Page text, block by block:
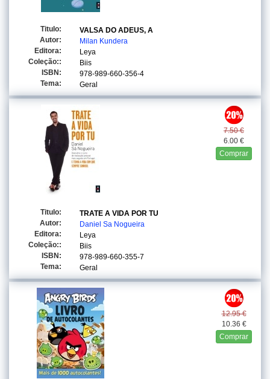
Titulo:
VALSA DO ADEUS, A
Autor:
Milan Kundera
Editora:
Leya
Coleção::
Biis
ISBN:
978-989-660-356-4
Tema:
Geral
7.50 €
6.00 €
Comprar
Titulo:
TRATE A VIDA POR TU
Autor:
Daniel Sa Nogueira
Editora:
Leya
Coleção::
Biis
ISBN:
978-989-660-355-7
Tema:
Geral
12.95 €
10.36 €
Comprar